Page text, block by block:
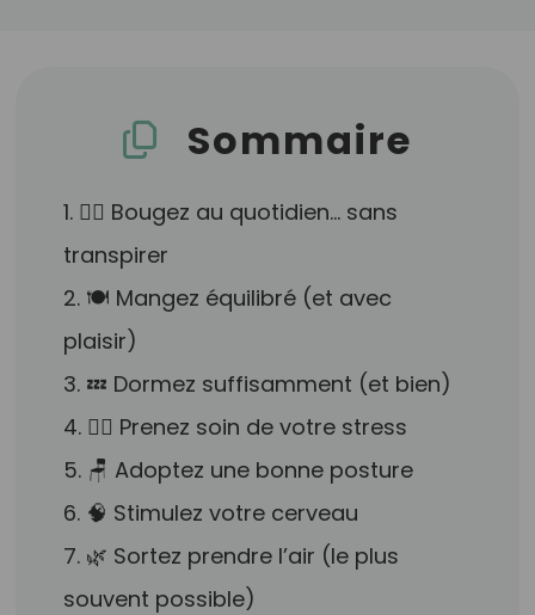
Sommaire
1. 🚶‍♂️ Bougez au quotidien… sans
transpirer
2. 🍽️ Mangez équilibré (et avec
plaisir)
3. 💤 Dormez suffisamment (et bien)
4. 🧘‍♀️ Prenez soin de votre stress
5. 🪑 Adoptez une bonne posture
6. 🧠 Stimulez votre cerveau
7. 🌿 Sortez prendre l’air (le plus
souvent possible)